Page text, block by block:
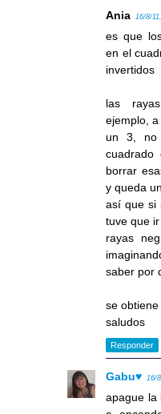
Ania 16/8/
es que
en el
invertidos
las
ejemplo,
un 3,
cuadrado
borrar
y queda
así que si
tuve que
rayas
saber por
se
saludos
Responder
Gabu♥ 16/
apague la